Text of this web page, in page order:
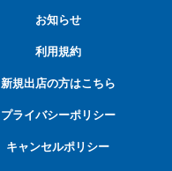
お知らせ
利用規約
新規出店の方はこちら
プライバシーポリシー
キャンセルポリシー